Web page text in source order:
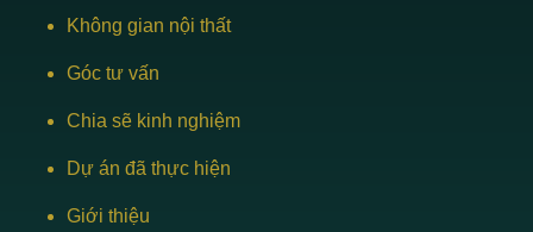
Không gian nội thất
Góc tư vấn
Chia sẽ kinh nghiệm
Dự án đã thực hiện
Giới thiệu